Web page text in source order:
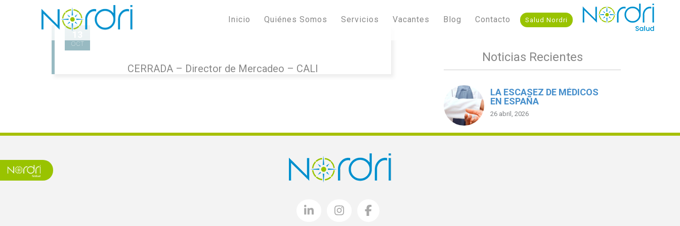
Inicio Quiénes Somos Servicios Vacantes Blog Contacto Salud Nordri
OCT
CERRADA – Director de Mercadeo – CALI
Noticias Recientes
LA ESCASEZ DE MÉDICOS
EN ESPAÑA
26 abril, 2026